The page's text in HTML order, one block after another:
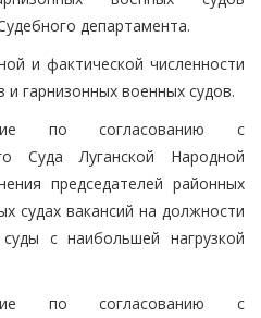
департамента.
и фактической численности
гарнизонных военных судов.
по согласованию с
Суда Луганской Народной
председателей районных
судах вакансий на должности
с наибольшей нагрузкой
по согласованию с